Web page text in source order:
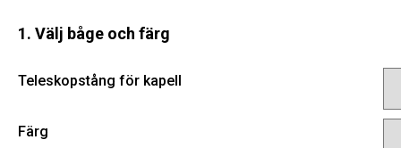
1. Välj båge och färg
Teleskopstång för kapell
Färg